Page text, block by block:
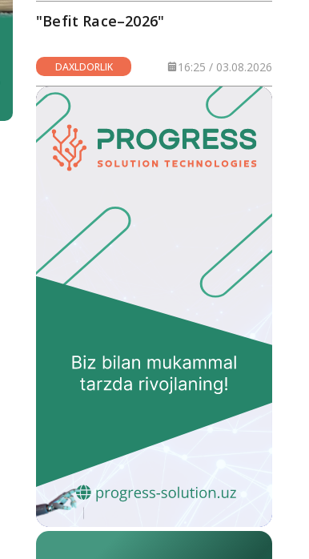
"Befit Race–2026"
DAXLDORLIK 16:25 / 03.08.2026